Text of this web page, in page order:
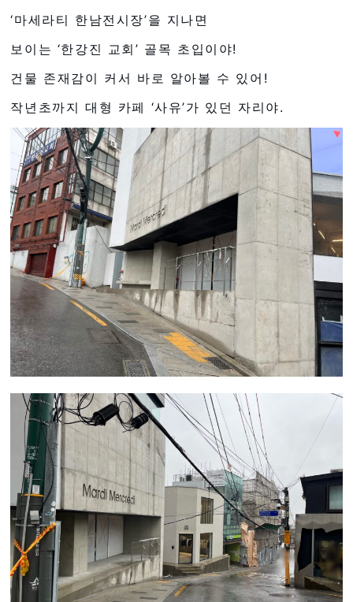
‘마세라티 한남전시장’을 지나면
보이는 ‘한강진 교회’ 골목 초입이야!
건물 존재감이 커서 바로 알아볼 수 있어!
작년초까지 대형 카페 ‘사유’가 있던 자리야.